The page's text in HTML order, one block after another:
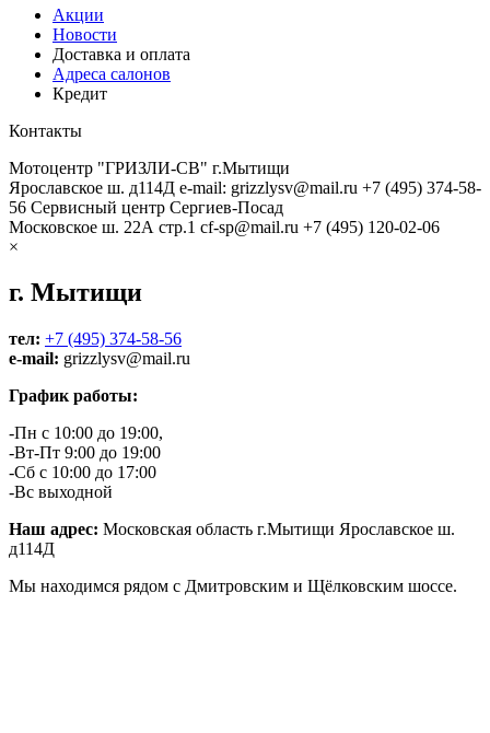
Акции
Новости
Доставка и оплата
Адреса салонов
Кредит
Контакты
Мотоцентр "ГРИЗЛИ-СВ" г.Мытищи
Ярославское ш. д114Д e-mail: grizzlysv@mail.ru +7 (495) 374-58-
56 Сервисный центр Сергиев-Посад
Московское ш. 22А стр.1 cf-sp@mail.ru +7 (495) 120-02-06
×
г. Мытищи
тел: +7 (495) 374-58-56
e-mail: grizzlysv@mail.ru
График работы:
-Пн с 10:00 до 19:00,
-Вт-Пт 9:00 до 19:00
-Сб с 10:00 до 17:00
-Вс выходной
Наш адрес: Московская область г.Мытищи Ярославское ш.
д114Д
Мы находимся рядом с Дмитровским и Щёлковским шоссе.